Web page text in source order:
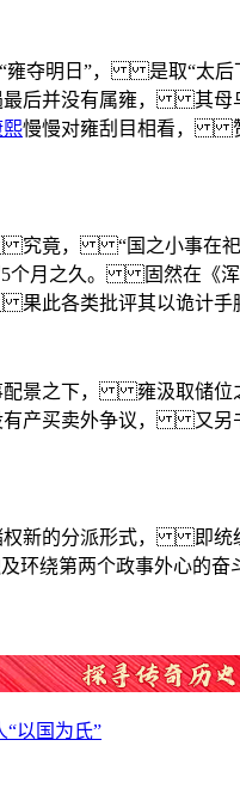
夺明日”， 是取“太
后并没有属雍， 其
熙慢慢对雍刮目相看，
究竟， “国之小事
之久。 固然在《浑实
各类批评其以诡计手
之下， 雍汲取储位
买卖外争议， 又另
权新的分派形式，
及环绕第两个政事外
以国为氏”